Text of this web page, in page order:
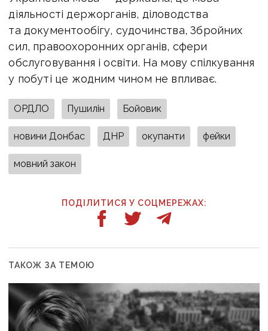
діяльності держорганів, діловодства
та документообігу, судочинства, Збройних
сил, правоохоронних органів, сфери
обслуговування і освіти. На мову спілкування
у побуті це жодним чином не впливає.
ОРДЛО Пушилін Бойовик
новини Донбас ДНР окупанти фейки
мовний закон
ПОДІЛИТИСЯ У СОЦМЕРЕЖАХ:
ТАКОЖ ЗА ТЕМОЮ